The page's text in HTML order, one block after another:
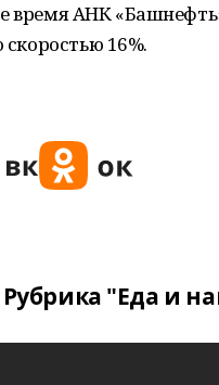
время АНК
16%.
Рубрика "Еда и